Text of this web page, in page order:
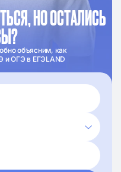
НО ОСТАЛИСЬ
объясним, как
и ОГЭ в ЕГЭLAND